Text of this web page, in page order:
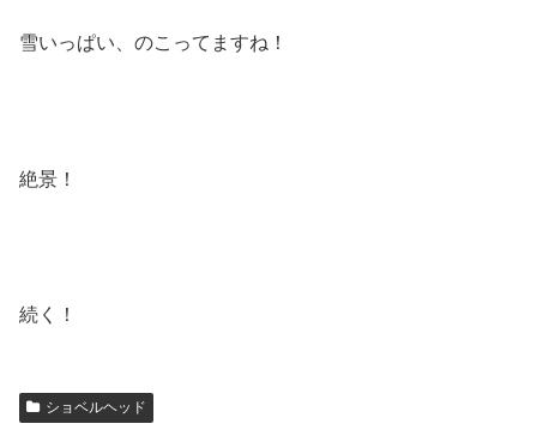
雪いっぱい、のこってますね！
絶景！
続く！
ショベルヘッド